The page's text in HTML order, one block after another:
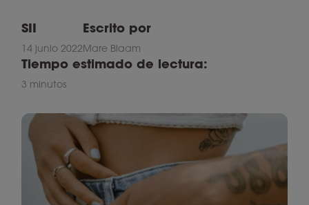
SII
14 junio 2022
Escrito por
Mare Blaam
Tiempo estimado de lectura:
3 minutos